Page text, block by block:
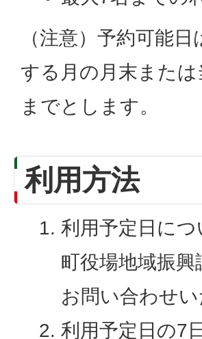
（注意）予約可能
する月の月末また
までとします。
利用方法
利用予定日に
町役場地域振
お問い合わせ
利用予定日の7